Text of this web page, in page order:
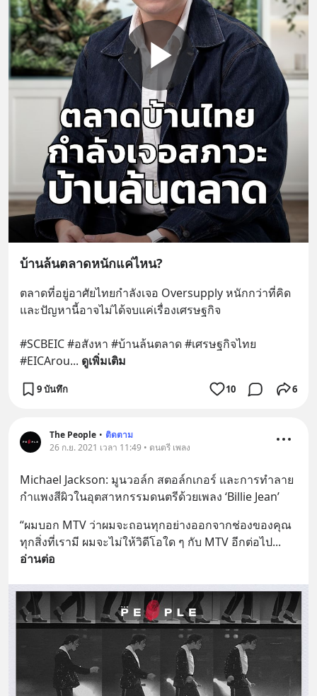
บ้านล้นตลาดหนักแค่ไหน?
ตลาดที่อยู่อาศัยไทยกำลังเจอ Oversupply หนักกว่าที่คิด
และปัญหานี้อาจไม่ได้จบแค่เรื่องเศรษฐกิจ
#SCBEIC #อสังหา #บ้านล้นตลาด #เศรษฐกิจไทย
#EICArou... ดูเพิ่มเติม
9 บันทึก 10 6
The People • ติดตาม
26 ก.ย. 2021 เวลา 11:49 • ดนตรี เพลง
Michael Jackson: มูนวอล์ก สตอล์กเกอร์ และการทำลาย
กำแพงสีผิวในอุตสาหกรรมดนตรีด้วยเพลง ‘Billie Jean’
“ผมบอก MTV ว่าผมจะถอนทุกอย่างออกจากช่องของคุณ
ทุกสิ่งที่เรามี ผมจะไม่ให้วิดีโอใด ๆ กับ MTV อีกต่อไป
อ่านต่อ